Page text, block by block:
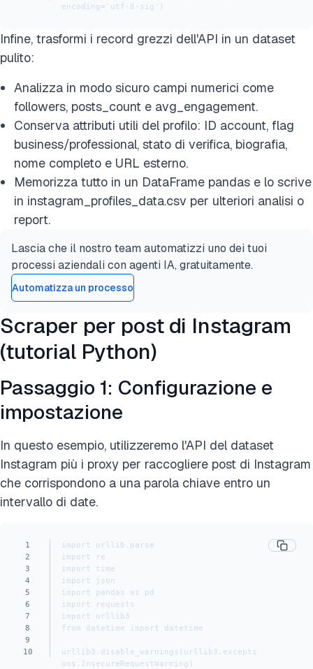
encoding='utf-8-sig')
Infine, trasformi i record grezzi dell'API in un dataset
pulito:
Analizza in modo sicuro campi numerici come
followers, posts_count e avg_engagement.
Conserva attributi utili del profilo: ID account, flag
business/professional, stato di verifica, biografia,
nome completo e URL esterno.
Memorizza tutto in un DataFrame pandas e lo scrive
in instagram_profiles_data.csv per ulteriori analisi o
report.
Lascia che il nostro team automatizzi uno dei tuoi
processi aziendali con agenti IA, gratuitamente.
Automatizza un processo
Scraper per post di Instagram
(tutorial Python)
Passaggio 1: Configurazione e
impostazione
In questo esempio, utilizzeremo l'API del dataset
Instagram più i proxy per raccogliere post di Instagram
che corrispondono a una parola chiave entro un
intervallo di date.
1
import urllib.parse
2
import re
3
import time
4
import json
5
import pandas as pd
6
import requests
7
import urllib3
8
from datetime import datetime
9
10
urllib3.disable_warnings(urllib3.excepti
ons.InsecureRequestWarning)